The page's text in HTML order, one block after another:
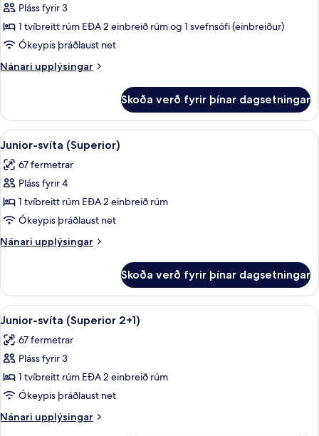
fyrir
Superior-
herbergi
fyrir
þrjá
Pláss fyrir 3
1 tvíbreitt rúm EÐA 2 einbreið rúm og 1 svefnsófi (einbreiður)
Ókeypis þráðlaust net
Nánari upplýsingar
Nánari
herbergi
fyrir
þrjá
Skoða verð fyrir þínar dagsetningar
Skoða
allar
myndir
fyrir
Junior-
svíta
(Superior)
Rúmföt af bestu gerð, míníbar,
5
Junior-svíta (Superior)
67 fermetrar
Pláss fyrir 4
1 tvíbreitt rúm EÐA 2 einbreið rúm
Ókeypis þráðlaust net
Nánari upplýsingar
Nánari
svíta
(Superior)
Skoða verð fyrir þínar dagsetningar
Skoða
allar
myndir
fyrir
Junior-
svíta
(Superior
2+1)
Rúmföt af bestu gerð, míníbar,
5
Junior-svíta (Superior 2+1)
67 fermetrar
Pláss fyrir 3
1 tvíbreitt rúm EÐA 2 einbreið rúm
Ókeypis þráðlaust net
Nánari upplýsingar
Nánari